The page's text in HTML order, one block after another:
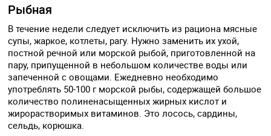
Рыбная
В течение недели следует исключить из рациона мясные
супы, жаркое, котлеты, рагу. Нужно заменить их ухой,
постной речной или морской рыбой, приготовленной на
пару, припущенной в небольшом количестве воды или
запеченной с овощами. Ежедневно необходимо
употреблять 50-100 г морской рыбы, содержащей большое
количество полиненасыщенных жирных кислот и
жирорастворимых витаминов. Это лосось, сардины,
сельдь, корюшка.